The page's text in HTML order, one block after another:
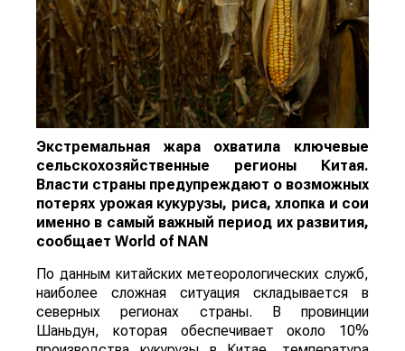
Экстремальная жара охватила ключевые
сельскохозяйственные регионы Китая.
Власти страны предупреждают о возможных
потерях урожая кукурузы, риса, хлопка и сои
именно в самый важный период их развития,
сообщает World of NAN
По данным китайских метеорологических служб,
наиболее сложная ситуация складывается в
северных регионах страны. В провинции
Шаньдун, которая обеспечивает около 10%